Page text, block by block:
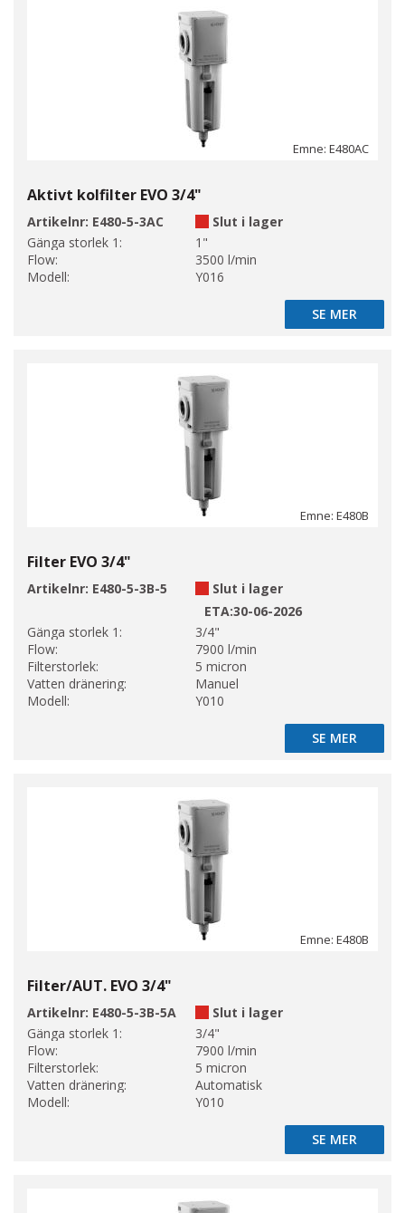
Emne: E480AC
Aktivt kolfilter EVO 3/4"
Artikelnr: E480-5-3AC
Slut i lager
Gänga storlek 1:
1"
Flow:
3500 l/min
Modell:
Y016
SE MER
SE MER
Emne: E480B
Filter EVO 3/4"
Artikelnr: E480-5-3B-5
Slut i lager
ETA:30-06-2026
Gänga storlek 1:
3/4"
Flow:
7900 l/min
Filterstorlek:
5 micron
Vatten dränering:
Manuel
Modell:
Y010
SE MER
SE MER
Emne: E480B
Filter/AUT. EVO 3/4"
Artikelnr: E480-5-3B-5A
Slut i lager
Gänga storlek 1:
3/4"
Flow:
7900 l/min
Filterstorlek:
5 micron
Vatten dränering:
Automatisk
Modell:
Y010
SE MER
SE MER